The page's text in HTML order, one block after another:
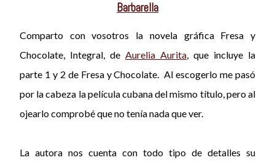
Barbarella
Comparto con vosotros la novela gráfica Fresa y
Chocolate, Integral, de Aurelia Aurita, que incluye la
parte 1 y 2 de Fresa y Chocolate. Al escogerlo me pasó
por la cabeza la película cubana del mismo título, pero al
ojearlo comprobé que no tenía nada que ver.
La autora nos cuenta con todo tipo de detalles su